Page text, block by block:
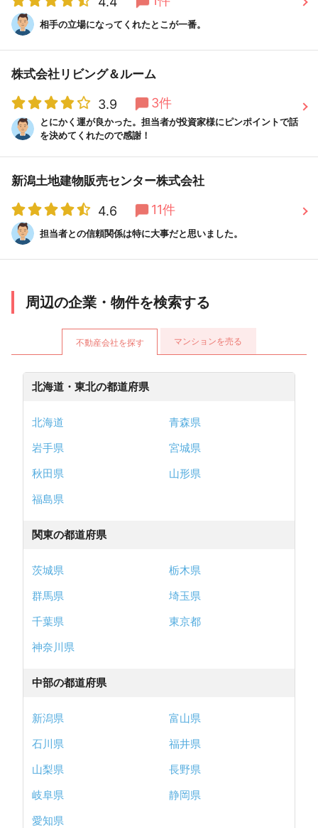
相手の立場になってくれたとこが一番。
株式会社リビング＆ルーム
3.9 3件
とにかく運が良かった。担当者が投資家様にピンポイントで話
を決めてくれたので感謝！
新潟土地建物販売センター株式会社
4.6 11件
担当者との信頼関係は特に大事だと思いました。
周辺の企業・物件を検索する
不動産会社を探す マンションを売る
北海道・東北の都道府県
北海道
青森県
岩手県
宮城県
秋田県
山形県
福島県
関東の都道府県
茨城県
栃木県
群馬県
埼玉県
千葉県
東京都
神奈川県
中部の都道府県
新潟県
富山県
石川県
福井県
山梨県
長野県
岐阜県
静岡県
愛知県